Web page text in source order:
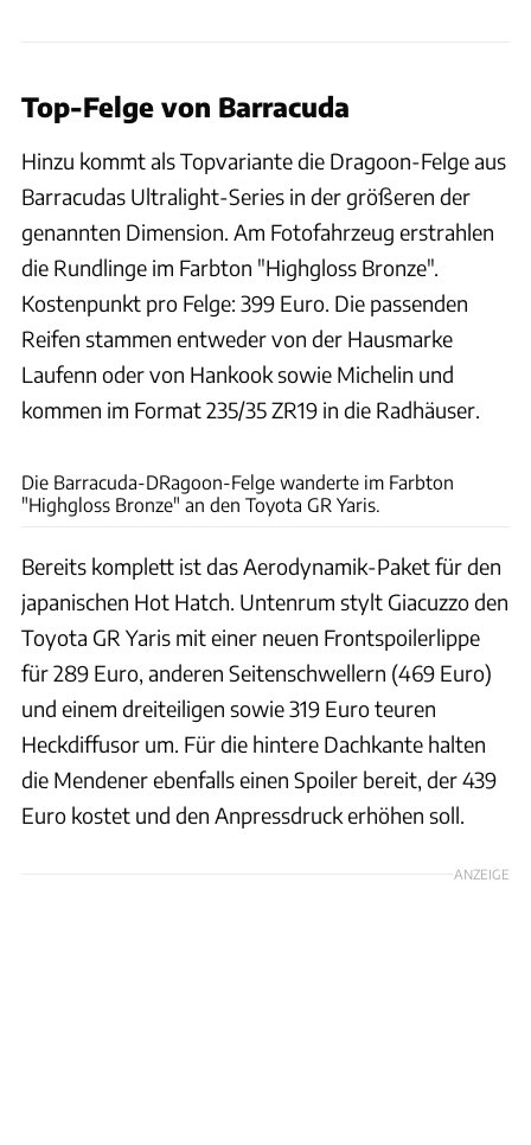
Top-Felge von Barracuda
Hinzu kommt als Topvariante die Dragoon-Felge aus
Barracudas Ultralight-Series in der größeren der
genannten Dimension. Am Fotofahrzeug erstrahlen
die Rundlinge im Farbton "Highgloss Bronze".
Kostenpunkt pro Felge: 399 Euro. Die passenden
Reifen stammen entweder von der Hausmarke
Laufenn oder von Hankook sowie Michelin und
kommen im Format 235/35 ZR19 in die Radhäuser.
Die Barracuda-DRagoon-Felge wanderte im Farbton
"Highgloss Bronze" an den Toyota GR Yaris.
Bereits komplett ist das Aerodynamik-Paket für den
japanischen Hot Hatch. Untenrum stylt Giacuzzo den
Toyota GR Yaris mit einer neuen Frontspoilerlippe
für 289 Euro, anderen Seitenschwellern (469 Euro)
und einem dreiteiligen sowie 319 Euro teuren
Heckdiffusor um. Für die hintere Dachkante halten
die Mendener ebenfalls einen Spoiler bereit, der 439
Euro kostet und den Anpressdruck erhöhen soll.
ANZEIGE